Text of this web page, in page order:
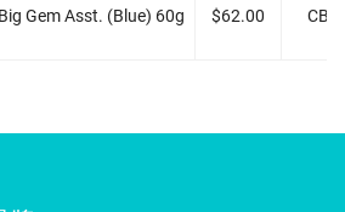
Gem Asst. (Blue) 60g $62.00